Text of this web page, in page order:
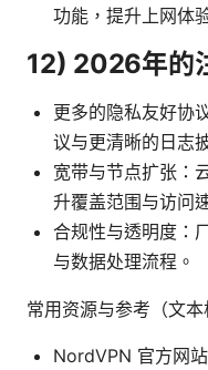
功能，提升上网体
12) 2026年的
更多的隐私友好协
议与更清晰的日志
宽带与节点扩张：
升覆盖范围与访问
合规性与透明度：
与数据处理流程。
常用资源与参考（文本
NordVPN 官方网站